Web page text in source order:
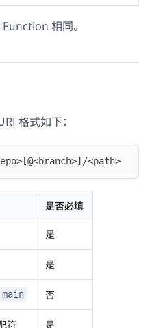
相同。
格式如下：
<path>
是否必填
是
是
main 否
符 是